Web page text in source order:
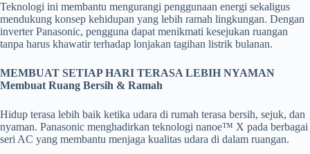
Teknologi ini membantu mengurangi penggunaan energi sekaligus
mendukung konsep kehidupan yang lebih ramah lingkungan. Dengan
inverter Panasonic, pengguna dapat menikmati kesejukan ruangan
tanpa harus khawatir terhadap lonjakan tagihan listrik bulanan.
MEMBUAT SETIAP HARI TERASA LEBIH NYAMAN
Membuat Ruang Bersih & Ramah
Hidup terasa lebih baik ketika udara di rumah terasa bersih, sejuk, dan
nyaman. Panasonic menghadirkan teknologi nanoe™ X pada berbagai
seri AC yang membantu menjaga kualitas udara di dalam ruangan.